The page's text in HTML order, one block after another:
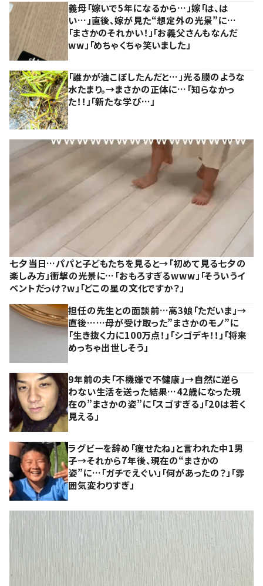
義母「嫁いで5年になるから…」嫁「は、は
い…」直後、嫁が見た“想定外の光景”に…
「まさかのそれかい！」「お義父さんもなんだ
ww」「めちゃくちゃ笑いました」
「誰かが油こぼしたんだと…」光る膜のような
水たまり。→まさかの正体に…「知らなかっ
た！！」「新たな学び…」
七夕当日…パパと子どもたちを見ると→「初めて見る七夕の
楽しみ方」衝撃の光景に…「おもろすぎるwww」「そういうイ
ベントだっけ？w」「どこの星の文化ですか？」
担任の先生との面談前…高3娘「ただいま」→
直後……母が受け取った”まさかのモノ”に
「生き抜く力に100万点！」「シゴデキ！！」「将来
めっちゃ出世しそう」
9年前の夫「不機嫌で不健康」→自然に逆ら
わない生活を送った結果…42歳になった現
在の”まさかの姿”に「スゴすぎる」「20は若く
見える」
ラグビーを辞め「痩せたね」と言われた中1男
子→それから7年後、現在の“まさかの
姿”に…「ガチでえぐい」「何があったの？」「雰
囲気変わりすぎ」